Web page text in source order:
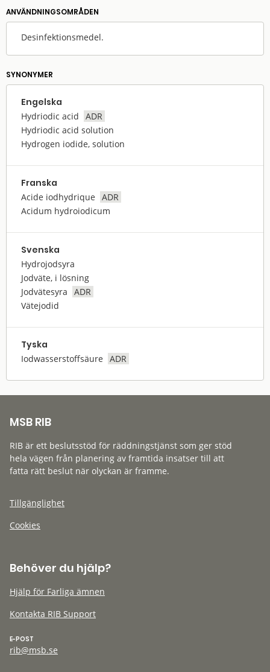
ANVÄNDNINGS­OMRÅDEN
Desinfektionsmedel.
SYNONYMER
Engelska
Hydriodic acid
ADR
Hydriodic acid solution
Hydrogen iodide, solution
Franska
Acide iodhydrique
ADR
Acidum hydroiodicum
Svenska
Hydrojodsyra
Jodväte, i lösning
Jodvätesyra
ADR
Vätejodid
Tyska
Iodwasserstoffsäure ADR
MSB RIB
RIB är ett beslutsstöd för räddningstjänst som ger stöd
hela vägen från planering av framtida insatser till att
fatta rätt beslut när olyckan är framme.
Tillgänglighet
Cookies
Behöver du hjälp?
Hjälp för Farliga ämnen
Kontakta RIB Support
E-POST
rib@msb.se